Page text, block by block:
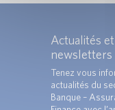
Actualités et
newsletters
Tenez vous
actualités du
Banque –